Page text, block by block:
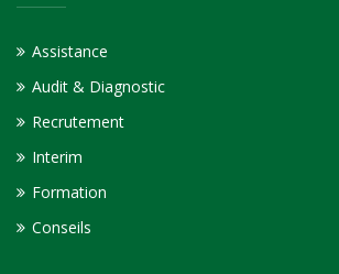
Assistance
Audit & Diagnostic
Recrutement
Interim
Formation
Conseils